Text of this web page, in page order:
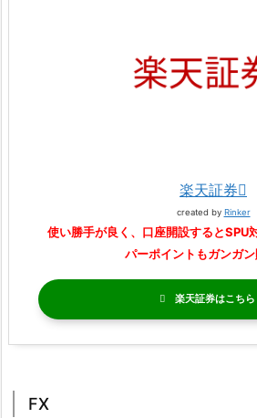
楽天証券
created by Rinker
使い勝手が良く、口座開設するとSPU
パーポイントもガンガン
楽天証券
FX